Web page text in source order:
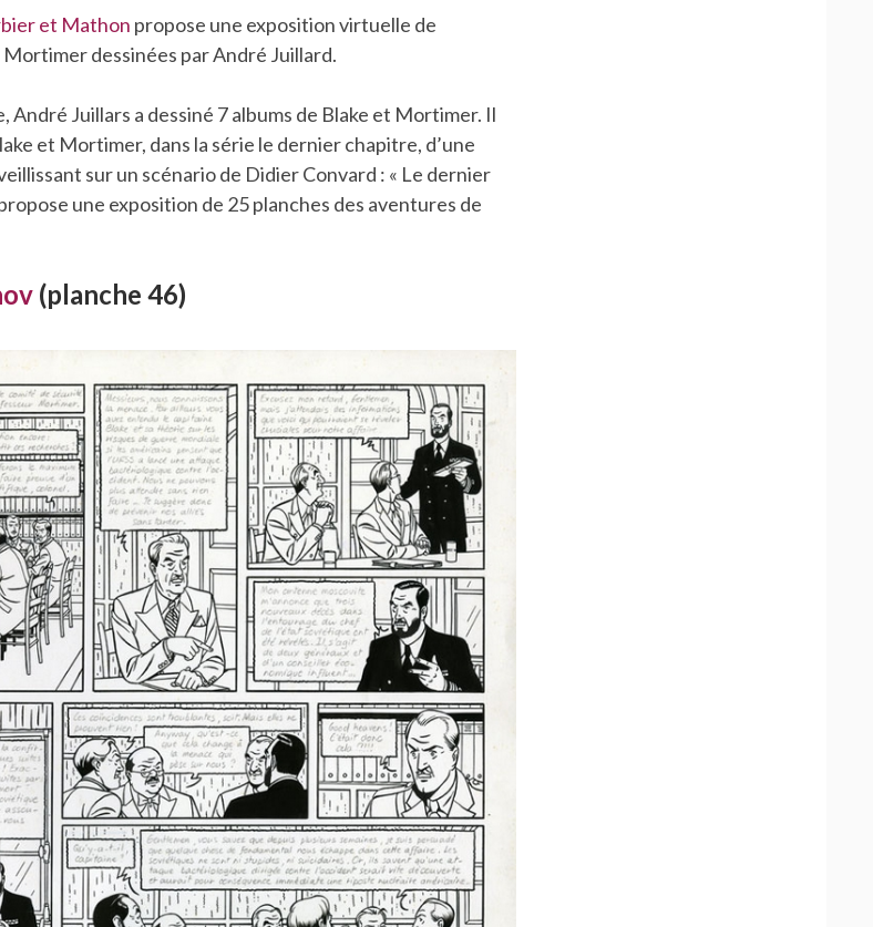
et Mathon propose une exposition virtuelle de
dessinées par André Juillard.
André Juillars a dessiné 7 albums de Blake et Mortimer. Il
et Mortimer, dans la série le dernier chapitre, d’une
sur un scénario de Didier Convard : « Le dernier
une exposition de 25 planches des aventures de
(planche 46)